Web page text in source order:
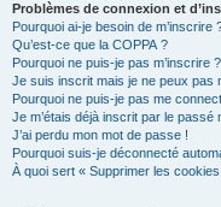
Problèmes de connexion et
Pourquoi ai-je besoin de m’inscrire
Qu’est-ce que la COPPA ?
Pourquoi ne puis-je pas m’inscrire ?
Je suis inscrit mais je ne peux pas
Pourquoi ne puis-je pas me
Je m’étais déjà inscrit par le
J’ai perdu mon mot de passe !
Pourquoi suis-je déconnecté
À quoi sert « Supprimer les